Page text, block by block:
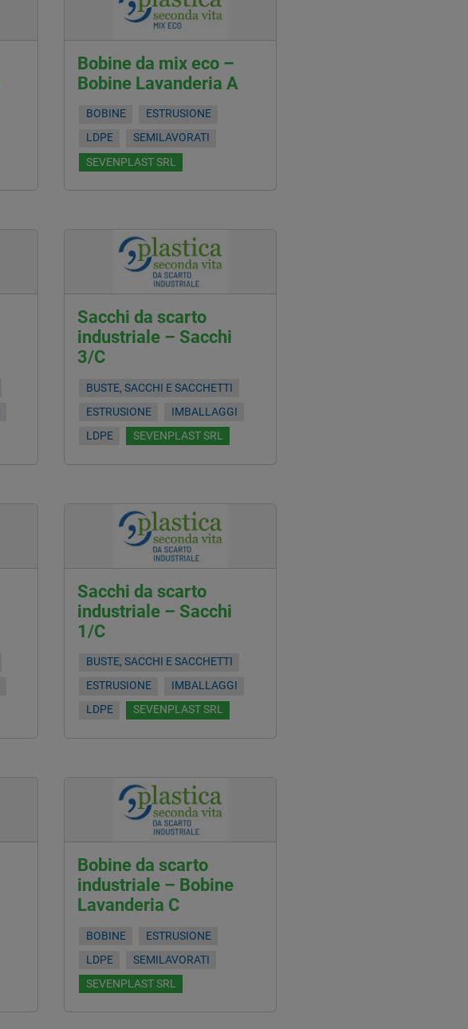
Bobine da mix eco –
Bobine Lavanderia A
BOBINE
ESTRUSIONE
LDPE
SEMILAVORATI
SEVENPLAST SRL
Sacchi da scarto
industriale – Sacchi
3/C
BUSTE, SACCHI E SACCHETTI
ESTRUSIONE
IMBALLAGGI
LDPE
SEVENPLAST SRL
Sacchi da scarto
industriale – Sacchi
1/C
BUSTE, SACCHI E SACCHETTI
ESTRUSIONE
IMBALLAGGI
LDPE
SEVENPLAST SRL
Bobine da scarto
industriale – Bobine
Lavanderia C
BOBINE
ESTRUSIONE
LDPE
SEMILAVORATI
SEVENPLAST SRL